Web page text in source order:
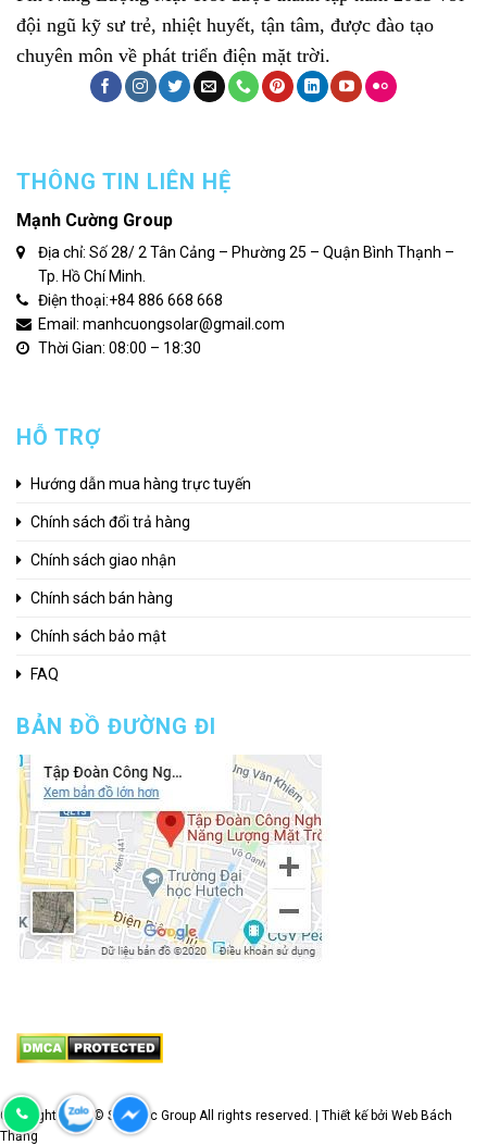
đội ngũ kỹ sư trẻ, nhiệt huyết, tận tâm, được đào tạo
chuyên môn về phát triển điện mặt trời.
THÔNG TIN LIÊN HỆ
Mạnh Cường Group
Địa chỉ: Số 28/ 2 Tân Cảng – Phường 25 – Quận Bình Thạnh –
Tp. Hồ Chí Minh.
Điện thoại:+84 886 668 668
Email: manhcuongsolar@gmail.com
Thời Gian: 08:00 – 18:30
HỖ TRỢ
Hướng dẫn mua hàng trực tuyến
Chính sách đổi trả hàng
Chính sách giao nhận
Chính sách bán hàng
Chính sách bảo mật
FAQ
BẢN ĐỒ ĐƯỜNG ĐI
Copyright 2020 © Solarmc Group All rights reserved. | Thiết kế bởi Web Bách
Thắng